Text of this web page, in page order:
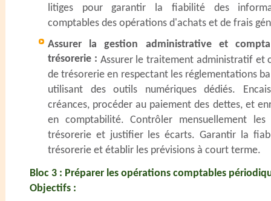
litiges pour garantir la fiabilité des
comptables des opérations d'achats et de frais
Assurer la gestion administrative et
trésorerie : Assurer le traitement administratif et
de trésorerie en respectant les réglementations
utilisant des outils numériques dédiés.
créances, procéder au paiement des dettes, et
en comptabilité. Contrôler mensuellement
trésorerie et justifier les écarts. Garantir la
trésorerie et établir les prévisions à court terme.
Bloc 3 : Préparer les opérations comptables
Objectifs :